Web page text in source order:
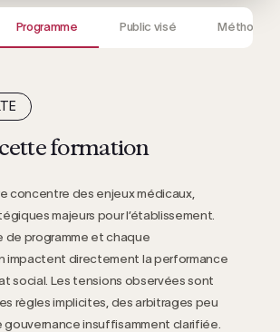
Programme Public visé Méthodes
formation
concentre des enjeux médicaux,
majeurs pour l’établissement.
de programme et chaque
impactent directement la performance
social. Les tensions observées sont
règles implicites, des arbitrages peu
gouvernance insuffisamment clarifiée.